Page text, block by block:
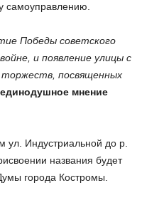
самоуправлению.
Победы советского
и появление улицы с
посвященных
мнение
ул. Индустриальной до р.
названия будет
города Костромы.